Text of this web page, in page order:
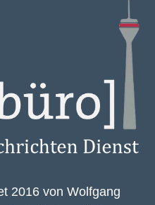
2016 von Wolfgang